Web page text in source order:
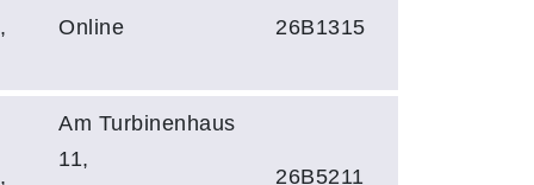
Online 26B1315
Am Turbinenhaus
11,
26B5211